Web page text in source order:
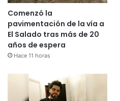
Comenzó la
pavimentación de la vía a
El Salado tras más de 20
años de espera
Hace 11 horas